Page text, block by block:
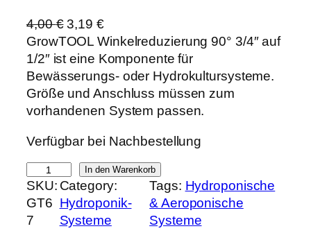
4,00€ U
r
s
p
r
ü
g
l
i
c
h
e
3,19 €A
k
t
u
e
l
e
r
P
r
e
GrowTOOL Winkelreduzierung 90° 3/4″ auf
1/2″ ist eine Komponente für
Bewässerungs- oder Hydrokultursysteme.
Größe und Anschluss müssen zum
vorhandenen System passen.
Verfügbar bei Nachbestellung
r
o
w
In den Warenkorb
SKU:
GT6
7
Category:
Hydroponik-
Systeme
Tags: Hydroponische
& Aeroponische
Systeme